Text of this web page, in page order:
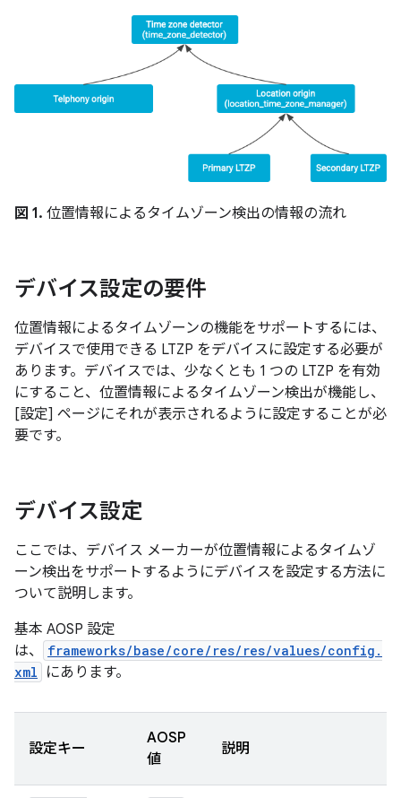
図 1. 位置情報によるタイムゾーン検出の情報の流れ
デバイス設定の要件
位置情報によるタイムゾーンの機能をサポートするには、
デバイスで使用できる LTZP をデバイスに設定する必要が
あります。デバイスでは、少なくとも 1 つの LTZP を有効
にすること、位置情報によるタイムゾーン検出が機能し、
[設定] ページにそれが表示されるように設定することが必
要です。
デバイス設定
ここでは、デバイス メーカーが位置情報によるタイムゾ
ーン検出をサポートするようにデバイスを設定する方法に
ついて説明します。
基本 AOSP 設定
は、
frameworks/base/core/res/res/values/config.
xml
にあります。
設定キー
AOSP
値
説明